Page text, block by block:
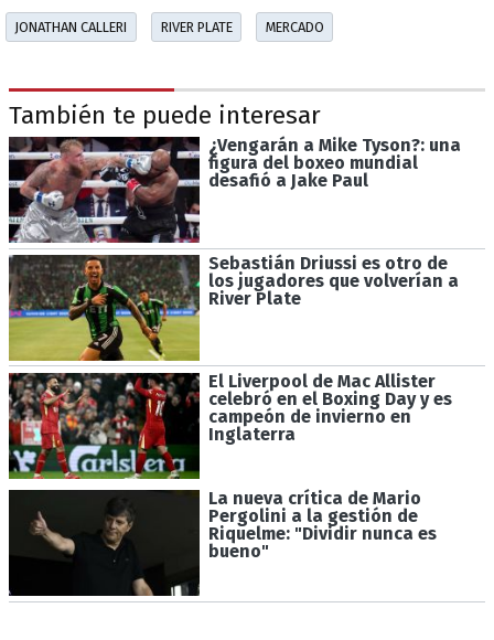
JONATHAN CALLERI RIVER PLATE MERCADO
También te puede interesar
¿Vengarán a Mike Tyson?: una
figura del boxeo mundial
desafió a Jake Paul
Sebastián Driussi es otro de
los jugadores que volverían a
River Plate
El Liverpool de Mac Allister
celebró en el Boxing Day y es
campeón de invierno en
Inglaterra
La nueva crítica de Mario
Pergolini a la gestión de
Riquelme: "Dividir nunca es
bueno"